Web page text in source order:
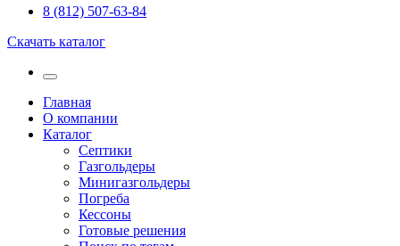
8 (812) 507-63-84
Скачать каталог
Главная
О компании
Каталог
Септики
Газгольдеры
Минигазгольдеры
Погреба
Кессоны
Готовые решения